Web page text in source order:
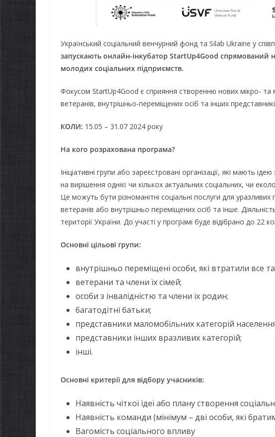
Український соціальний венчурний фонд та Silab Ukraine у
запускають онлайн-інкубатор StartUp4Good спрямований
молодих соціальних підприємств.
Фокусом StartUp4Good є сприяння створенню нових мікро- та
ветеранів, внутрішньо-переміщених осіб та інших
КОЛИ: 15.05 – 31.07 2024 року
На кого розрахована програма?
Ініціативні групи або зареєстровані організації, які мають
на вирішення однієї чи кількох актуальних соціальних, чи
Це можуть бути різноманітні соціальні послуги для
ветеранів або внутрішньо переміщених осіб та інше.
території України. До участі у програмі буде відібрано до 22
Основні цільові групи:
внутрішньо переміщені особи, які втратили все
ветерани та члени їх сімей;
особи з інвалідністю та члени їх родин;
багатодітні батьки;
представники маломобільних категорій
представники інших вразливих категорій;
інші.
Основні критерії для відбору учасників:
Наявність чіткої ідеї або плану створення
Наявність команди (мінімум – дві особи, які
Вагомість соціального впливу